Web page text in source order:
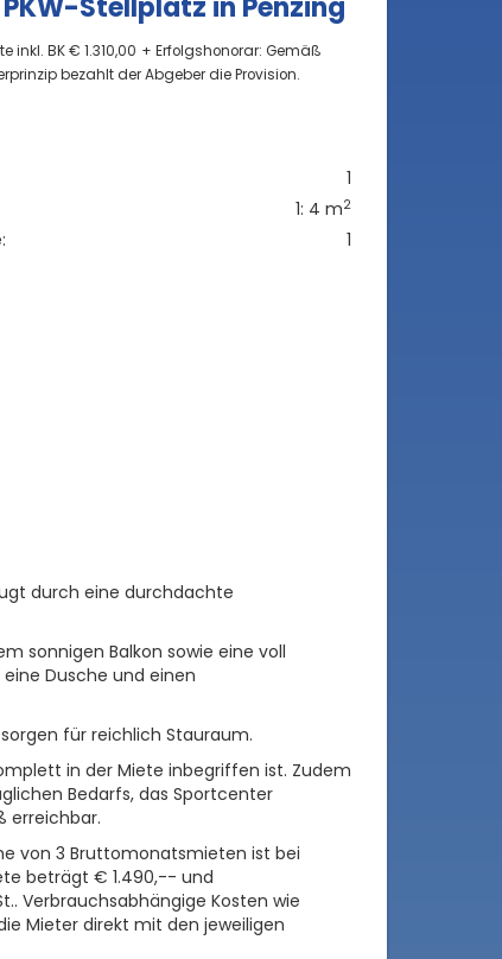
Stellplatz in Penzing
inkl. BK € 1.310,00 + Erfolgshonorar: Gemäß
bezahlt der Abgeber die Provision.
1
1: 4 m2
1
durch eine durchdachte
sonnigen Balkon sowie eine voll
Dusche und einen
für reichlich Stauraum.
in der Miete inbegriffen ist. Zudem
Bedarfs, das Sportcenter
erreichbar.
von 3 Bruttomonatsmieten ist bei
beträgt € 1.490,-- und
Verbrauchsabhängige Kosten wie
Mieter direkt mit den jeweiligen